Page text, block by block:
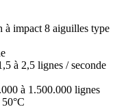
à impact 8 aiguilles type
à 2,5 lignes / seconde
à 1.500.000 lignes